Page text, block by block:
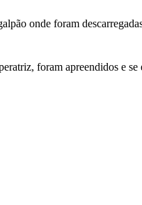
onde foram
foram apreendidos e